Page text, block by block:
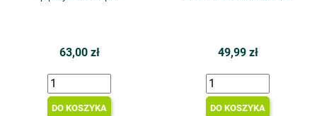
63,00 zł
DO KOSZYKA
49,99 zł
DO KOSZYKA